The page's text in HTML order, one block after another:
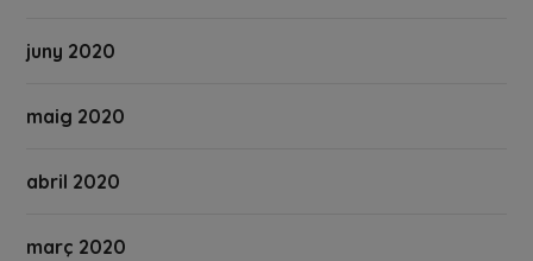
juny 2020
maig 2020
abril 2020
març 2020